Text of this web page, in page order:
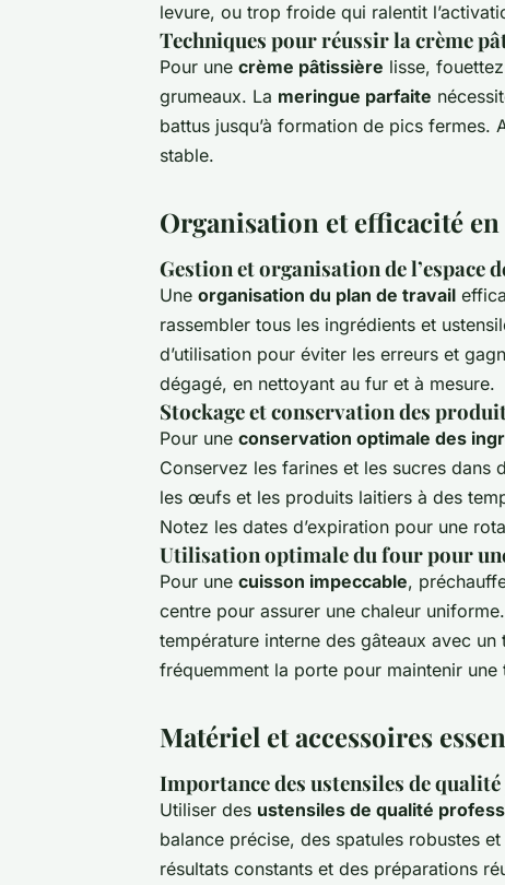
levure, ou trop froide qui ralentit
Techniques pour réussir la crème
Pour une crème pâtissière lisse,
grumeaux. La meringue parfaite
battus jusqu’à formation de pics
stable.
Organisation et efficacité
Gestion et organisation de l’espace
Une organisation du plan de travail
rassembler tous les ingrédients et
d’utilisation pour éviter les erreurs et
dégagé, en nettoyant au fur et à mesure.
Stockage et conservation des
Pour une conservation optimale des
Conservez les farines et les sucres dans
les œufs et les produits laitiers à des
Notez les dates d’expiration pour une
Utilisation optimale du four pour
Pour une cuisson impeccable,
centre pour assurer une chaleur
température interne des gâteaux avec
fréquemment la porte pour maintenir une
Matériel et accessoires
Importance des ustensiles de
Utiliser des ustensiles de qualité
balance précise, des spatules robustes
résultats constants et des préparations